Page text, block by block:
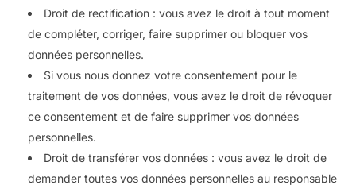
Droit de rectification : vous avez le droit à tout moment
de compléter, corriger, faire supprimer ou bloquer vos
données personnelles.
Si vous nous donnez votre consentement pour le
traitement de vos données, vous avez le droit de révoquer
ce consentement et de faire supprimer vos données
personnelles.
Droit de transférer vos données : vous avez le droit de
demander toutes vos données personnelles au responsable